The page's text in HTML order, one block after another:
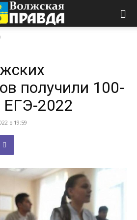
получили 100-
ЕГЭ-2022
в 19:59